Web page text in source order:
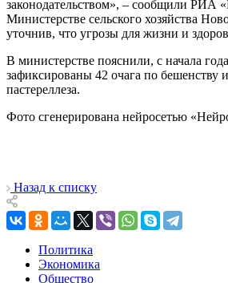
законодательством», – сообщили РИА
Министерстве сельского хозяйства
уточнив, что угрозы для жизни и
В министерстве пояснили, с начала
зафиксированы 42 очага по бешенству
пастереллеза.
Фото сгенерирована нейросетью
Назад к списку
Политика
Экономика
Общество